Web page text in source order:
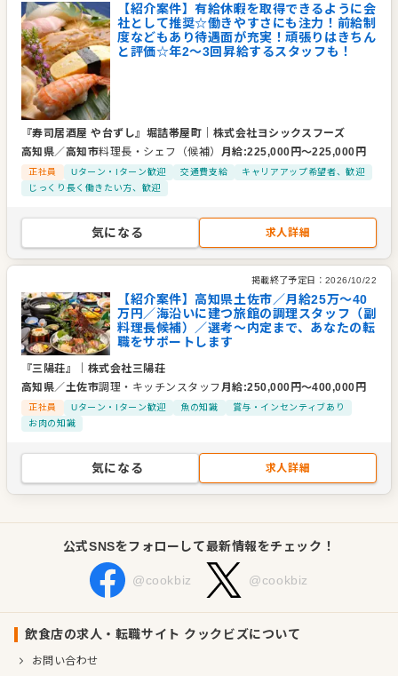
【紹介案件】有給休暇を取得できるように会
社として推奨☆働きやすさにも注力！前給制
度などもあり待遇面が充実！頑張りはきちん
と評価☆年2～3回昇給するスタッフも！
『寿司居酒屋 や台ずし』堀詰帯屋町
株式会社ヨシックスフーズ
高知県／高知市料理長・シェフ（候補） 月給:225,000 円〜225,000 円
正社員 Uターン・Iターン歓迎 交通費支給
キャリアアップ希望者、歓迎
じっくり長く働きたい方、歓迎
気になる 求人詳細
掲載終了予定日： 2026/10/22
【紹介案件】高知県土佐市／月給25万～40
万円／海沿いに建つ旅館の調理スタッフ（副
料理長候補）／選考～内定まで、あなたの転
職をサポートします
『三陽荘』
株式会社三陽荘
高知県／土佐市調理・キッチンスタッフ 月給:250,000 円〜400,000 円
正社員 Uターン・Iターン歓迎 魚の知識
賞与・インセンティブあり
お肉の知識
気になる 求人詳細
公式SNSをフォローして最新情報をチェック！
@cookbiz @cookbiz
飲食店の求人・転職サイト クックビズについて
お問い合わせ